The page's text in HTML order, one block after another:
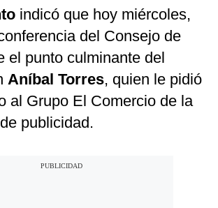
indicó que hoy miércoles,
del Consejo de
el punto culminante del
Aníbal Torres, quien le pidió
al Grupo El Comercio de la
publicidad.